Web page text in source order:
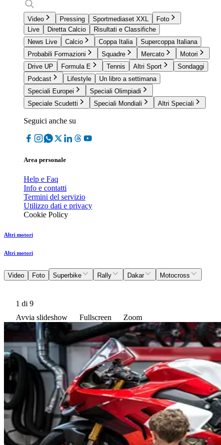
Video Pressing Sportmediaset XXL
Foto
Live
Diretta Calcio
Risultati e Classifiche
News Live
Calcio Coppa Italia
Supercoppa Italiana
Probabili Formazioni
Squadre Mercato
Motori
Drive UP
Formula E Tennis Altri Sport
Sondaggi
Podcast
Lifestyle
Un libro a settimana
Speciali Europei
Speciali Olimpiadi
Speciale Scudetti
Speciali Mondiali Altri Speciali
Seguici anche su
Area personale
Help e Faq
Info e contatti
Termini del servizio
Utilizzo dati e privacy
Cookie Policy
Altri motori
Altri motori
Video Foto Superbike Rally Dakar Motocross
1 di 9
Avvia slideshow
Fullscreen Zoom